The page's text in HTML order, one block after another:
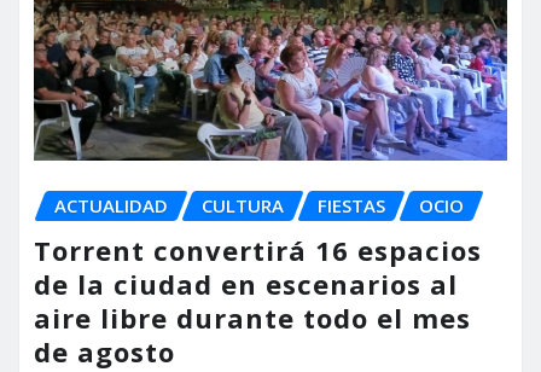
ACTUALIDAD CULTURA FIESTAS OCIO
Torrent convertirá 16 espacios
de la ciudad en escenarios al
aire libre durante todo el mes
de agosto